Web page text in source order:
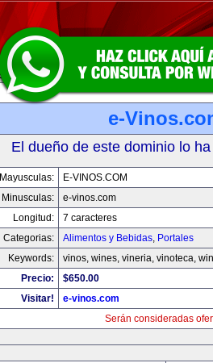
e-
El dueño de este dominio lo
Mayusculas:
E-VINOS.COM
Minusculas:
e-vinos.com
Longitud:
7 caracteres
Categorias:
Alimentos y Bebidas, Portales
Keywords:
vinos, wines, vineria, vinoteca,
Precio:
$650.00
Visitar!
e-vinos.com
Serán consideradas